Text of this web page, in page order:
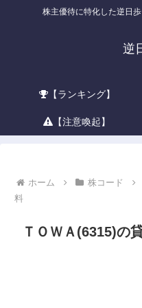
株主優待に特化した逆日
逆
【ランキング】
【注意喚起】
ホーム 株コード
料
ＴＯＷＡ(6315)の